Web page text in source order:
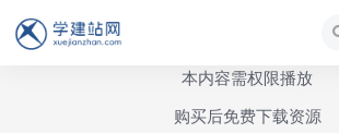
本内容需权限播放
购买后免费下载资源